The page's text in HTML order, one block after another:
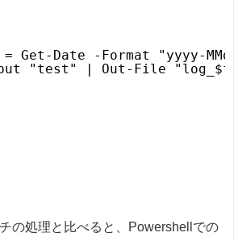
Get-Date -Format "yyyy-
"test" | Out-File
の処理と比べると、Powershellでの